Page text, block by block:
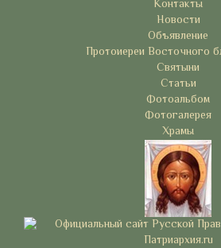
Контакты
Новости
Объявление
Протоиереи Восточного
Святыни
Статьи
Фотоальбом
Фотогалерея
Храмы